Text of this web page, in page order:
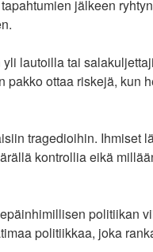
jälkeen
lautoilla tai
ottaa riskejä, kun
tragedioihin. Ihmiset
kontrollia eikä
politiikan
politiikkaa, joka